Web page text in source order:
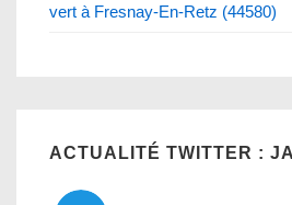
vert à Fresnay-En-Retz (44580)
ACTUALITÉ TWITTER :